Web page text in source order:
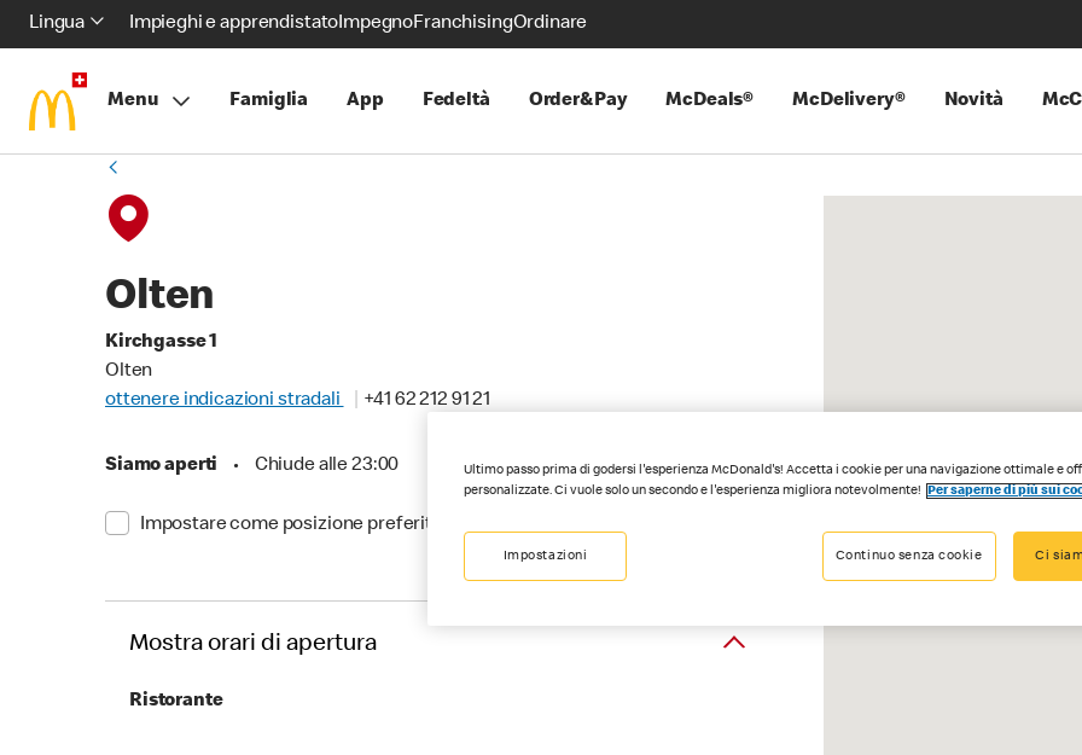
Lingua Impieghi e apprendistatoImpegnoFranchisingOrdinare
Menu Famiglia App Fedeltà Order&Pay McDeals® McDelivery® Novità
Olten
Kirchgasse 1
Olten
ottenere indicazioni stradali
+41 62 212 91 21
Siamo aperti • Chiude alle 23:00
Impostare come posizione preferita
Mostra orari di apertura
Ristorante
Ultimo passo prima di godersi l'esperienza McDonald's! Accetta i cookie per una navigazione ottimale e
personalizzate. Ci vuole solo un secondo e l'esperienza migliora notevolmente!
Per saperne di più sui
Impostazioni Continuo senza cookie Ci